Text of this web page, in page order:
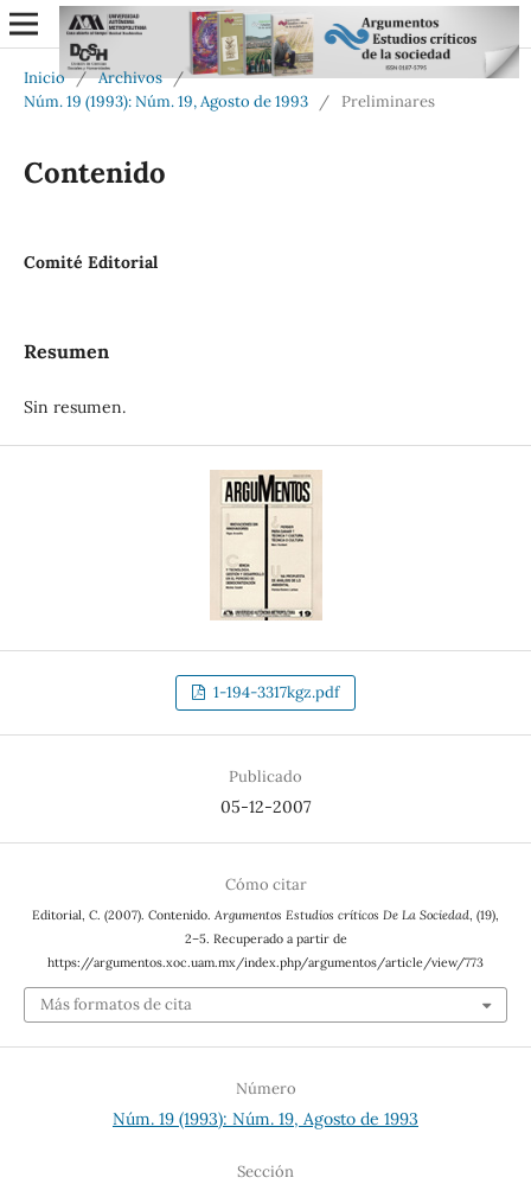
Inicio / Archivos /
Núm. 19 (1993): Núm. 19, Agosto de 1993
/ Preliminares
Contenido
Comité Editorial
Resumen
Sin resumen.
1-194-3317kgz.pdf
Publicado
05-12-2007
Cómo citar
Editorial, C. (2007). Contenido. Argumentos Estudios críticos De La Sociedad, (19),
2–5. Recuperado a partir de
https://argumentos.xoc.uam.mx/index.php/argumentos/article/view/773
Más formatos de cita
Número
Núm. 19 (1993): Núm. 19, Agosto de 1993
Sección